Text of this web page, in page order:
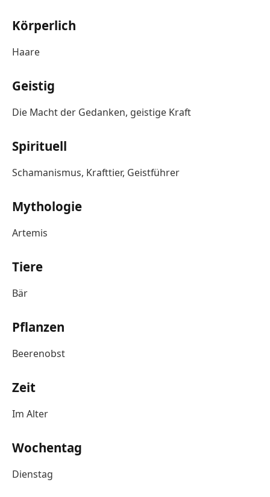
Körperlich
Haare
Geistig
Die Macht der Gedanken, geistige Kraft
Spirituell
Schamanismus, Krafttier, Geistführer
Mythologie
Artemis
Tiere
Bär
Pflanzen
Beerenobst
Zeit
Im Alter
Wochentag
Dienstag